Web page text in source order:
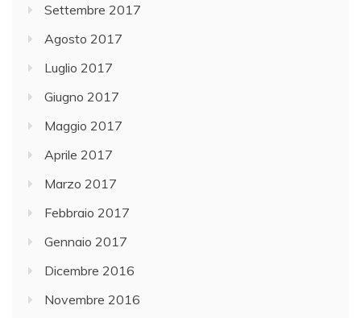
Settembre 2017
Agosto 2017
Luglio 2017
Giugno 2017
Maggio 2017
Aprile 2017
Marzo 2017
Febbraio 2017
Gennaio 2017
Dicembre 2016
Novembre 2016